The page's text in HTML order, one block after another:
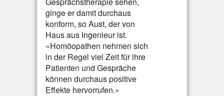
ginge er damit durchaus
konform, so Aust, der von
Haus aus Ingenieur ist.
«Homöopathen nehmen sich
in der Regel viel Zeit für ihre
Patienten und Gespräche
können durchaus positive
Effekte hervorrufen.»